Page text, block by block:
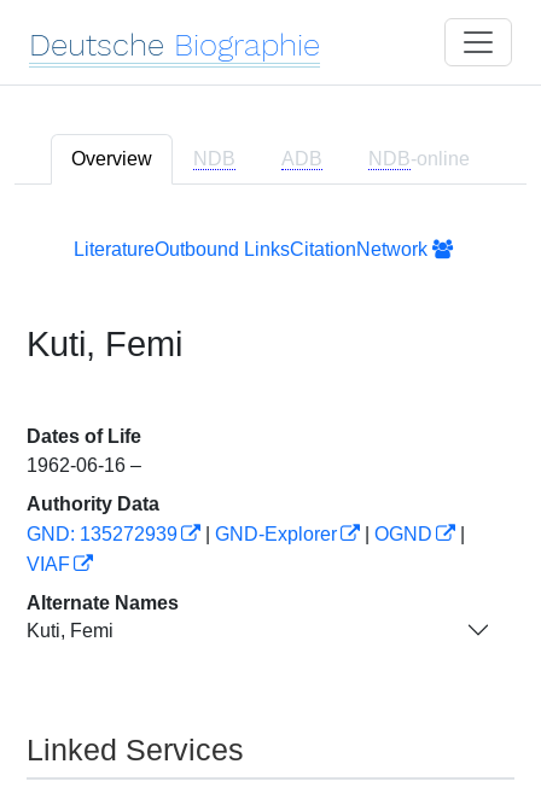
Deutsche Biographie
Overview NDB ADB NDB-online
LiteratureOutbound LinksCitationNetwork
Kuti, Femi
Dates of Life
1962-06-16 –
Authority Data
GND: 135272939
GND-Explorer OGND
VIAF
Alternate Names
Kuti, Femi
Linked Services